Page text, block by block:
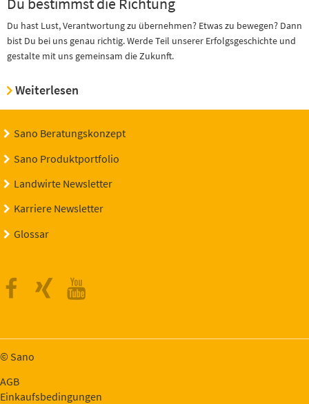
Du hast Lust, Verantwortung zu übernehmen? Etwas zu bewegen? Dann
bist Du bei uns genau richtig. Werde Teil unserer Erfolgsgeschichte und
gestalte mit uns gemeinsam die Zukunft.
Weiterlesen
Sano Beratungskonzept
Sano Produktportfolio
Landwirte Newsletter
Karriere Newsletter
Glossar
Facebook
Xing
© Sano
AGB
Einkaufsbedingungen